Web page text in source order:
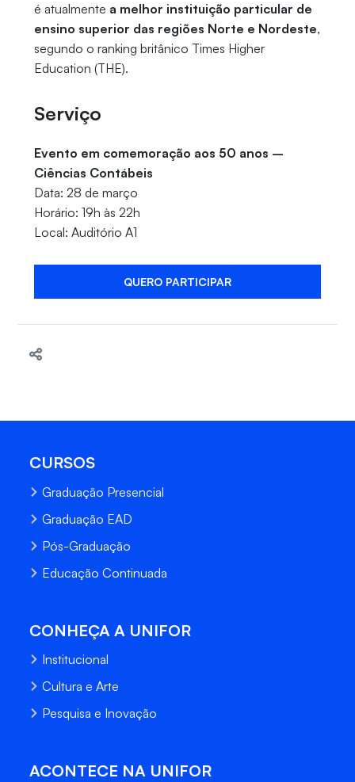
é atualmente a melhor instituição particular de
ensino superior das regiões Norte e Nordeste,
segundo o ranking britânico Times Higher
Education (THE).
Serviço
Evento em comemoração aos 50 anos –
Ciências Contábeis
Data: 28 de março
Horário: 19h às 22h
Local: Auditório A1
QUERO PARTICIPAR
CURSOS
Graduação Presencial
Graduação EAD
Pós-Graduação
Educação Continuada
CONHEÇA A UNIFOR
Institucional
Cultura e Arte
Pesquisa e Inovação
ACONTECE NA UNIFOR